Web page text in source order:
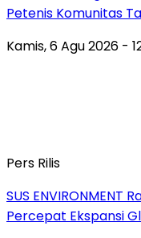
Petenis Komunitas
Kamis, 6 Agu 2026 -
Pers Rilis
SUS ENVIRONMENT
Percepat Ekspansi